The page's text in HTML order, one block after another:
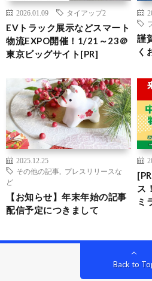
2026.01.09 タイアップ2
EVトラック展示などスマート
物流EXPO開催！1/21～23＠
東京ビッグサイト[PR]
謹
く
2025.12.25
その他の記事
プレスリリースな
ど
【お知らせ】年末年始の記事
配信予定につきまして
ス
ミ
Back to